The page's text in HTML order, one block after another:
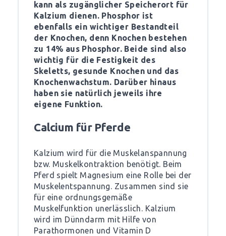
kann als zugänglicher Speicherort für
Kalzium dienen. Phosphor ist
ebenfalls ein wichtiger Bestandteil
der Knochen, denn Knochen bestehen
zu 14% aus Phosphor. Beide sind also
wichtig für die Festigkeit des
Skeletts, gesunde Knochen und das
Knochenwachstum. Darüber hinaus
haben sie natürlich jeweils ihre
eigene Funktion.
Calcium für Pferde
Kalzium wird für die Muskelanspannung
bzw. Muskelkontraktion benötigt. Beim
Pferd spielt Magnesium eine Rolle bei der
Muskelentspannung. Zusammen sind sie
für eine ordnungsgemäße
Muskelfunktion unerlässlich. Kalzium
wird im Dünndarm mit Hilfe von
Parathormonen und Vitamin D